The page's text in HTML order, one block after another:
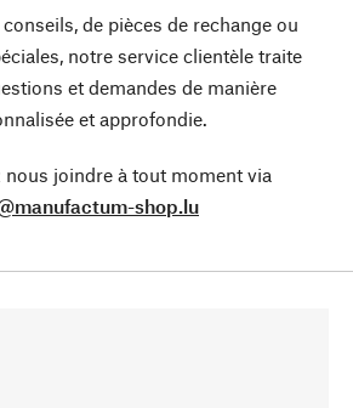
conseils, de pièces de rechange ou
notre service clientèle traite
et demandes de manière
et approfondie.
nous joindre à tout moment via
shop.lu